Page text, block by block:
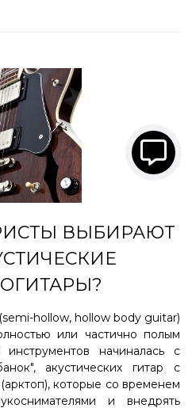
ВЫБИРАЮТ
hollow, hollow body guitar)
или частично полым
начиналась с
акустических гитар с
которые со временем
и внедрять